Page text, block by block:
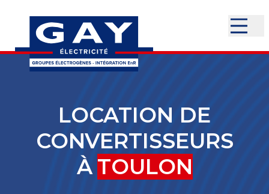
LOCATION DE
CONVERTISSEURS
À TOULON